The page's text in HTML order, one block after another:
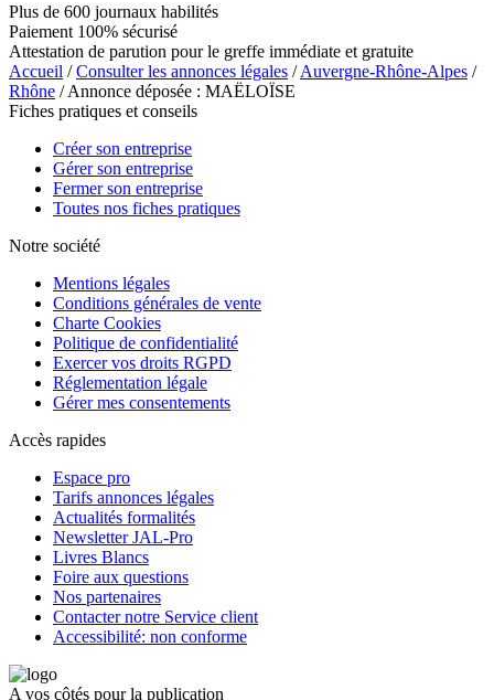
Plus de 600 journaux habilités
Paiement 100% sécurisé
Attestation de parution pour le greffe immédiate et gratuite
Accueil /Consulter les annonces légales /Auvergne-Rhône-Alpes /
Rhône / Annonce déposée : MAËLOÏSE
Fiches pratiques et conseils
Créer son entreprise
Gérer son entreprise
Fermer son entreprise
Toutes nos fiches pratiques
Notre société
Mentions légales
Conditions générales de vente
Charte Cookies
Politique de confidentialité
Exercer vos droits RGPD
Réglementation légale
Gérer mes consentements
Accès rapides
Espace pro
Tarifs annonces légales
Actualités formalités
Newsletter JAL-Pro
Livres Blancs
Foire aux questions
Nos partenaires
Contacter notre Service client
Accessibilité: non conforme
A vos côtés pour la publication